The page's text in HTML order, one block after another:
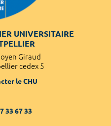
UNIVERSITAIRE
Giraud
cedex 5
le CHU
33 67 33